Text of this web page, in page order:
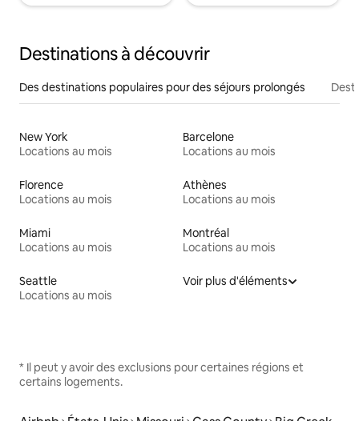
Destinations à découvrir
Des destinations populaires pour des séjours prolongés
New York
Locations au mois
Barcelone
Locations au mois
Florence
Locations au mois
Athènes
Locations au mois
Miami
Locations au mois
Montréal
Locations au mois
Seattle
Locations au mois
Voir plus d'éléments
* Il peut y avoir des exclusions pour certaines régions et
certains logements.